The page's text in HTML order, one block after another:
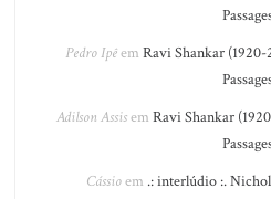
Pedro Ipêem Ravi Shankar (1920-
Adilson Assisem Ravi Shankar
Cássioem .: interlúdio :.